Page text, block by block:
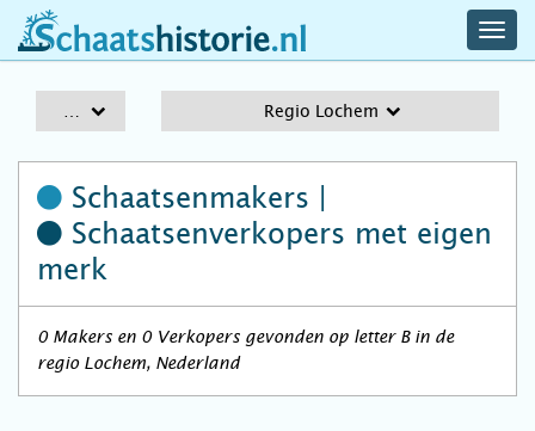
schaatshistorie.nl
Regio Lochem
Schaatsenmakers |
Schaatsenverkopers met eigen
merk
0 Makers en 0 Verkopers gevonden op letter B in de
regio Lochem, Nederland